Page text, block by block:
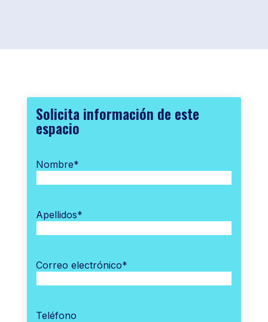
Solicita información de este
espacio
Nombre*
Apellidos*
Correo electrónico*
Teléfono